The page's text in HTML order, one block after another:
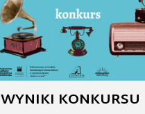
WYNIKI KONKURSU